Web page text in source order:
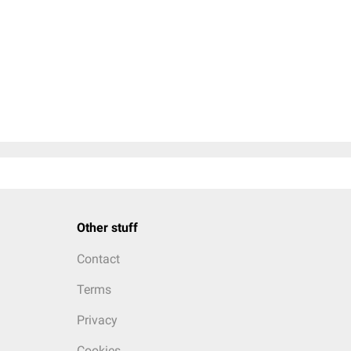
Other stuff
Contact
Terms
Privacy